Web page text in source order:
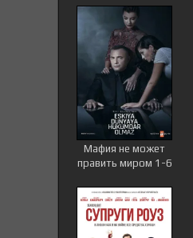
Мафия не может
править миром 1-6